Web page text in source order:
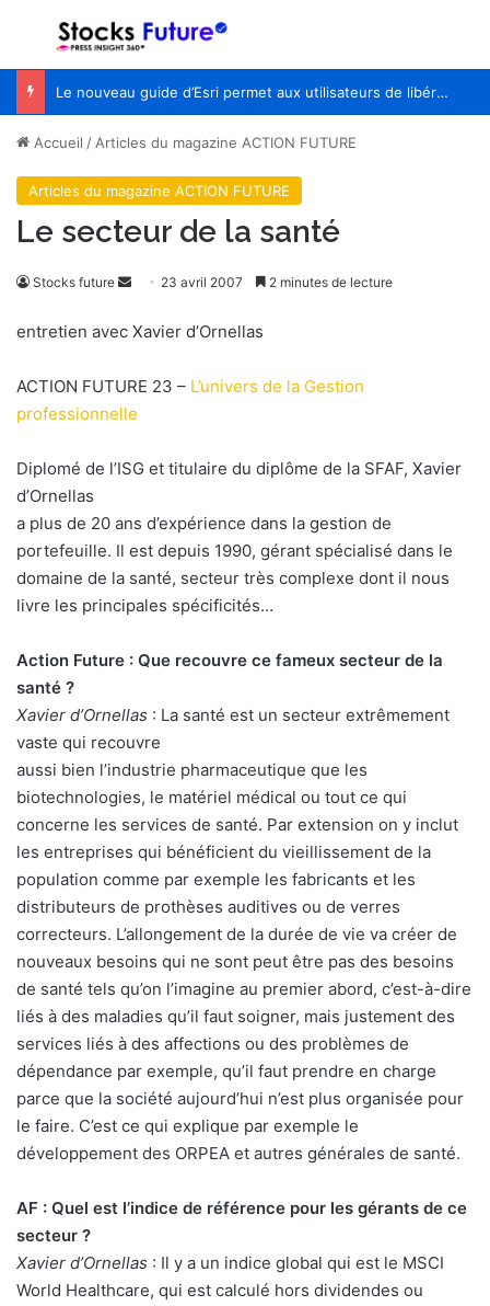
Menu
Le nouveau guide d’Esri permet aux utilisateurs de libérer le potentiel de l’IA avec le pouvoir de la géographie
Accueil /Articles du magazine ACTION FUTURE
Articles du magazine ACTION FUTURE
Le secteur de la santé
Stocks future
v
y
e
u
c
o
u
r
23 avril 2007 2 minutes de lecture
entretien avec Xavier d’Ornellas
ACTION FUTURE 23 – L’univers de la Gestion
professionnelle
Diplomé de l’ISG et titulaire du diplôme de la SFAF, Xavier
d’Ornellas
a plus de 20 ans d’expérience dans la gestion de
portefeuille. Il est depuis 1990, gérant spécialisé dans le
domaine de la santé, secteur très complexe dont il nous
livre les principales spécificités…
Action Future : Que recouvre ce fameux secteur de la
santé ?
Xavier d’Ornellas : La santé est un secteur extrêmement
vaste qui recouvre
aussi bien l’industrie pharmaceutique que les
biotechnologies, le matériel médical ou tout ce qui
concerne les services de santé. Par extension on y inclut
les entreprises qui bénéficient du vieillissement de la
population comme par exemple les fabricants et les
distributeurs de prothèses auditives ou de verres
correcteurs. L’allongement de la durée de vie va créer de
nouveaux besoins qui ne sont peut être pas des besoins
de santé tels qu’on l’imagine au premier abord, c’est-à-dire
liés à des maladies qu’il faut soigner, mais justement des
services liés à des affections ou des problèmes de
dépendance par exemple, qu’il faut prendre en charge
parce que la société aujourd’hui n’est plus organisée pour
le faire. C’est ce qui explique par exemple le
développement des ORPEA et autres générales de santé.
AF : Quel est l’indice de référence pour les gérants de ce
secteur ?
Xavier d’Ornellas : Il y a un indice global qui est le MSCI
World Healthcare, qui est calculé hors dividendes ou